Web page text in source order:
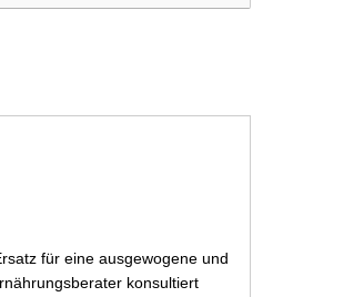
für eine ausgewogene und
konsultiert